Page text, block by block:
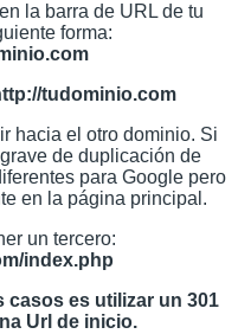
la barra de URL de tu
forma:
tudominio.com
hacia el otro dominio. Si
de duplicación de
para Google pero
en la página principal.
un tercero:
index.php
casos es utilizar un 301
Url de inicio.